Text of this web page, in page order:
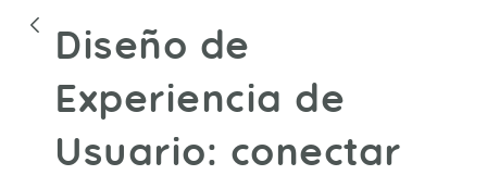
Blocs
Diseño de
Experiencia de
Usuario: conectar